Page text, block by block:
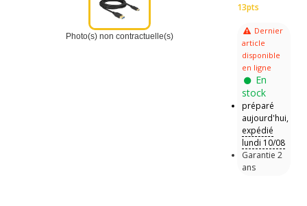
Photo(s) non contractuelle(s)
13pts
Dernier
article
disponible
en ligne
En
stock
préparé
aujourd'hui,
expédié
lundi 10/08
Garantie 2
ans